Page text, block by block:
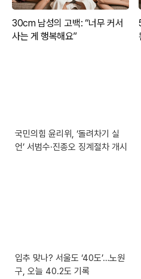
국민의힘 윤리위, ‘돌려차기 실
언’ 서범수·진종오 징계절차 개시
입추 맞나? 서울도 ‘40도’…노원
구, 오늘 40.2도 기록